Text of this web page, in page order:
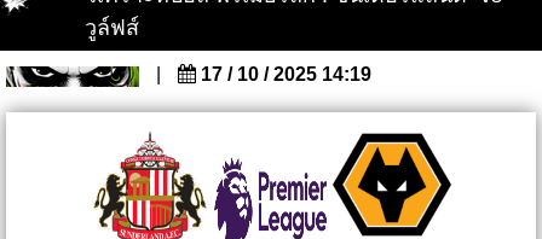
วูล์ฟส์
17 / 10 / 2025 14:19